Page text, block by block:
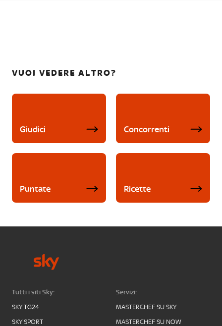
VUOI VEDERE ALTRO?
Giudici Concorrenti
Puntate Ricette
Tutti i siti Sky:
SKY TG24
SKY SPORT
Servizi:
MASTERCHEF SU SKY
MASTERCHEF SU NOW